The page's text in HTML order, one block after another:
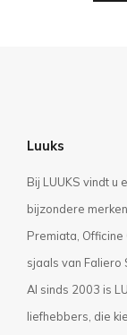
Luuks
Bij LUUKS vindt
bijzondere
Premiata,
sjaals van Faliero
Al sinds 2003 is
liefhebbers, die